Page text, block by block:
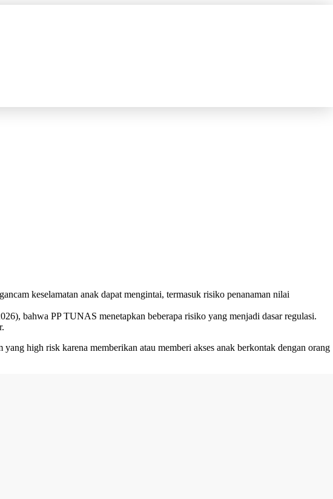
keselamatan anak dapat mengintai, termasuk risiko penanaman nilai
bahwa PP TUNAS menetapkan beberapa risiko yang menjadi dasar regulasi.
high risk karena memberikan atau memberi akses anak berkontak dengan orang